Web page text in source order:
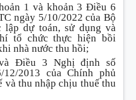
1 và khoản 3 Điều 6
ngày 5/10/2022 của Bộ
lập dự toán, sử dụng và
tổ chức thực hiện bồi
nhà nước thu hồi;
Điều 3 Nghị định số
12/2013 của Chính phủ
thu nhập chịu thuế thu